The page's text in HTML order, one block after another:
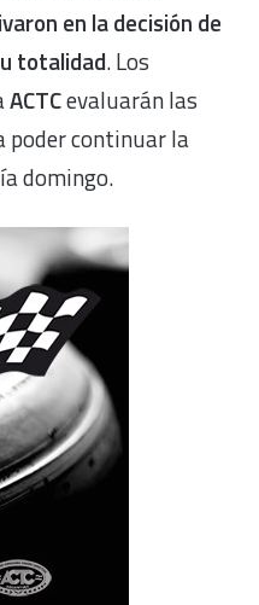
en la decisión de
totalidad. Los
ACTCevaluarán las
poder continuar la
domingo.